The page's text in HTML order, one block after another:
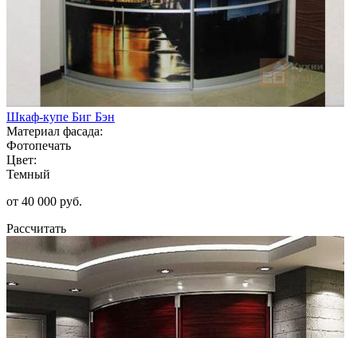
Шкаф-купе Биг Бэн
Материал фасада:
Фотопечать
Цвет:
Темный
от 40 000 руб.
Рассчитать